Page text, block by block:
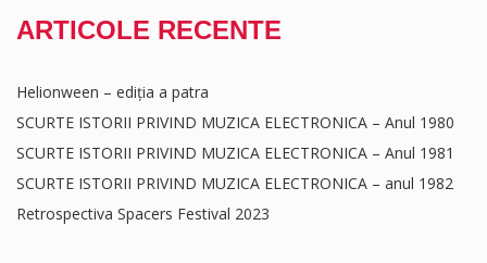
ARTICOLE RECENTE
Helionween – ediția a patra
SCURTE ISTORII PRIVIND MUZICA ELECTRONICA – Anul 1980
SCURTE ISTORII PRIVIND MUZICA ELECTRONICA – Anul 1981
SCURTE ISTORII PRIVIND MUZICA ELECTRONICA – anul 1982
Retrospectiva Spacers Festival 2023